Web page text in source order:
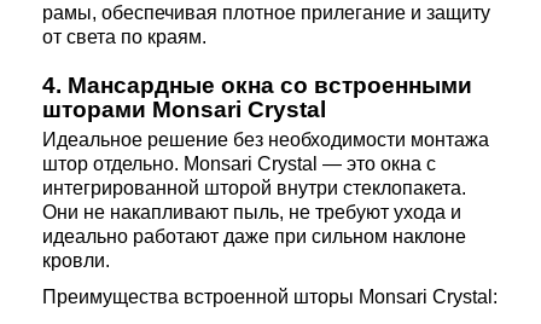
рамы, обеспечивая плотное прилегание и защиту
от света по краям.
4. Мансардные окна со встроенными
шторами Monsari Crystal
Идеальное решение без необходимости монтажа
штор отдельно. Monsari Crystal — это окна с
интегрированной шторой внутри стеклопакета.
Они не накапливают пыль, не требуют ухода и
идеально работают даже при сильном наклоне
кровли.
Преимущества встроенной шторы Monsari Crystal: